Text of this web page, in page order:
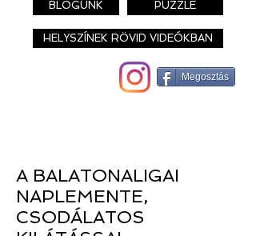
BLOGUNK PUZZLE
HELYSZÍNEK RÖVID VIDEÓKBAN
Megosztás
A BALATONALIGAI
NAPLEMENTE,
CSODÁLATOS